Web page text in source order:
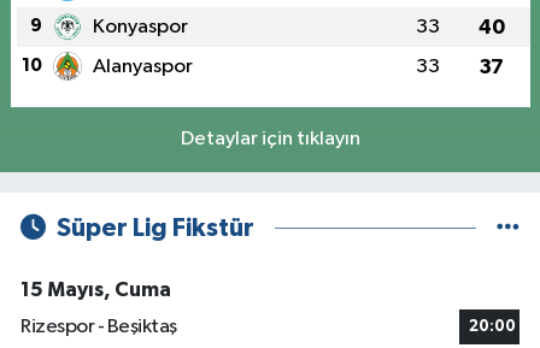
9 Konyaspor 33 40
10 Alanyaspor 33 37
Detaylar için tıklayın
Süper Lig Fikstür
15 Mayıs, Cuma
Rizespor - Beşiktaş
20:00